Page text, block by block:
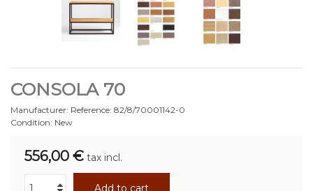
CONSOLA 70
Manufacturer: Reference: 82/8/70001142-0
Condition: New
556,00 € tax incl.
Add to cart